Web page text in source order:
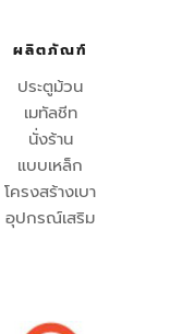
ผลิตภัณฑ์
ประตูม้วน
เมทัลชีท
นั่งร้าน
แบบเหล็ก
โครงสร้างเบา
อุปกรณ์เสริม